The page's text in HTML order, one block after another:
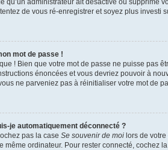
qu’un administrateur ait désactivé ou
de vous ré-enregistrer et soyez plus investi
mot de passe !
! Bien que votre mot de passe ne puisse pas
énoncées et vous devriez pouvoir à
ne parveniez pas à réinitialiser votre mot de
je automatiquement déconnecté ?
pas la case Se souvenir de moi lors de
même ordinateur. Pour rester connecté, cochez